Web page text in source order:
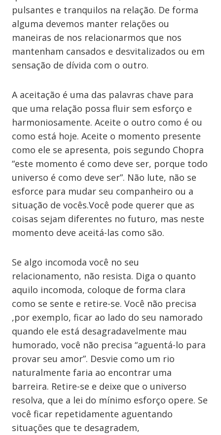
pulsantes e tranquilos na relação. De forma
alguma devemos manter relações ou
maneiras de nos relacionarmos que nos
mantenham cansados e desvitalizados ou em
sensação de dívida com o outro.
A aceitação é uma das palavras chave para
que uma relação possa fluir sem esforço e
harmoniosamente. Aceite o outro como é ou
como está hoje. Aceite o momento presente
como ele se apresenta, pois segundo Chopra
“este momento é como deve ser, porque todo
universo é como deve ser”. Não lute, não se
esforce para mudar seu companheiro ou a
situação de vocês.Você pode querer que as
coisas sejam diferentes no futuro, mas neste
momento deve aceitá-las como são.
Se algo incomoda você no seu
relacionamento, não resista. Diga o quanto
aquilo incomoda, coloque de forma clara
como se sente e retire-se. Você não precisa
,por exemplo, ficar ao lado do seu namorado
quando ele está desagradavelmente mau
humorado, você não precisa “aguentá-lo para
provar seu amor”. Desvie como um rio
naturalmente faria ao encontrar uma
barreira. Retire-se e deixe que o universo
resolva, que a lei do mínimo esforço opere. Se
você ficar repetidamente aguentando
situações que te desagradem,